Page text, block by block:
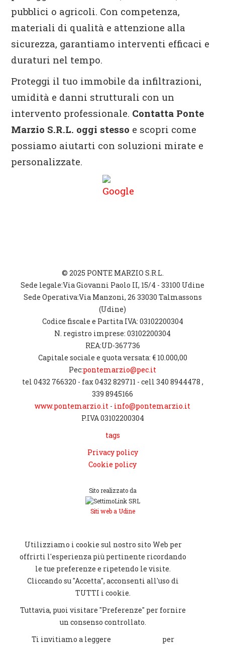
pubblici o agricoli. Con competenza,
materiali di qualità e attenzione alla
sicurezza, garantiamo interventi efficaci e
duraturi nel tempo.
Proteggi il tuo immobile da infiltrazioni,
umidità e danni strutturali con un
intervento professionale. Contatta Ponte
Marzio S.R.L. oggi stesso e scopri come
possiamo aiutarti con soluzioni mirate e
personalizzate.
© 2025 PONTE MARZIO S.R.L.
Sede legale:Via Giovanni Paolo II, 15/4 - 33100 Udine
Sede Operativa:Via Manzoni, 26 33030 Talmassons
(Udine)
Codice fiscale e Partita IVA: 03102200304
N. registro imprese: 03102200304
REA:UD-367736
Capitale sociale e quota versata: € 10.000,00
Pec:pontemarzio@pec.it
tel 0432 766320 - fax 0432 829711 - cell 340 8944478 ,
339 8945166
www.pontemarzio.it - info@pontemarzio.it
P.IVA 03102200304
tags
Privacy policy
Cookie policy
Sito realizzato da
Siti web a Udine
Utilizziamo i cookie sul nostro sito Web per
offrirti l'esperienza più pertinente ricordando
le tue preferenze e ripetendo le visite.
Cliccando su "Accetta", acconsenti all'uso di
TUTTI i cookie.
Tuttavia, puoi visitare "Preferenze" per fornire
un consenso controllato.
Ti invitiamo a leggere
per